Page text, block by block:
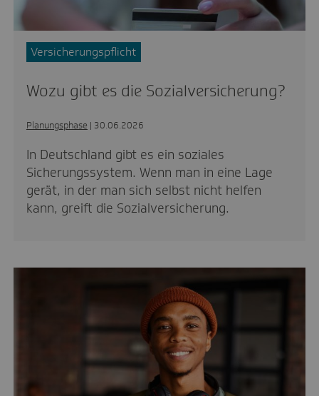
Versicherungspflicht
Wozu gibt es die Sozialversicherung?
Planungsphase | 30.06.2026
In Deutschland gibt es ein soziales
Sicherungssystem. Wenn man in eine Lage
gerät, in der man sich selbst nicht helfen
kann, greift die Sozialversicherung.